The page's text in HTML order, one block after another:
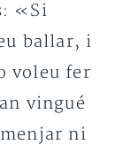
«Si
ballar, i
voleu fer
vingué
ni